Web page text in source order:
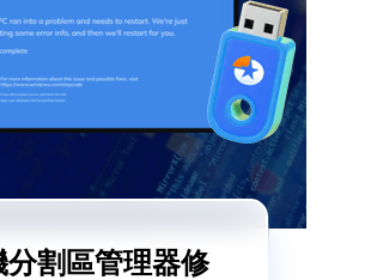
分割區管理器修